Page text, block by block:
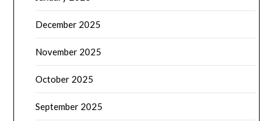
December 2025
November 2025
October 2025
September 2025